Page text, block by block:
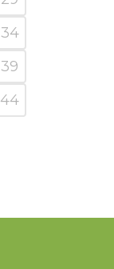
34
39
44